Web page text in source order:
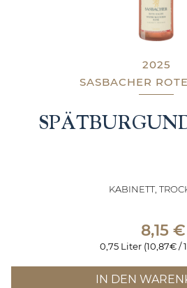
2025
SASBACHER
KABINETT,
8,15 €
0,75 Liter (10,87€ /
IN DEN